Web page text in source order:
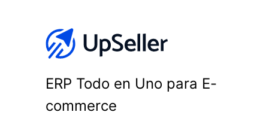
ERP Todo en Uno para E-
commerce